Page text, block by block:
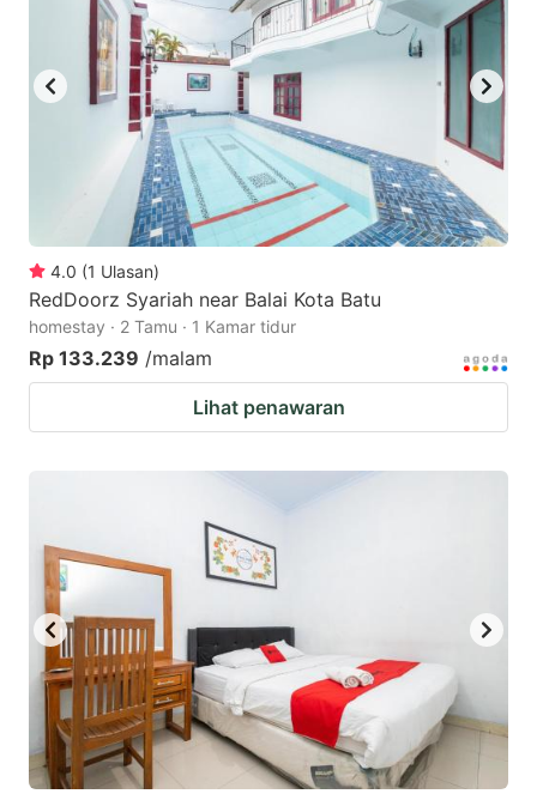
4.0 (1 Ulasan)
RedDoorz Syariah near Balai Kota Batu
homestay · 2 Tamu · 1 Kamar tidur
Rp 133.239 /malam
Lihat penawaran